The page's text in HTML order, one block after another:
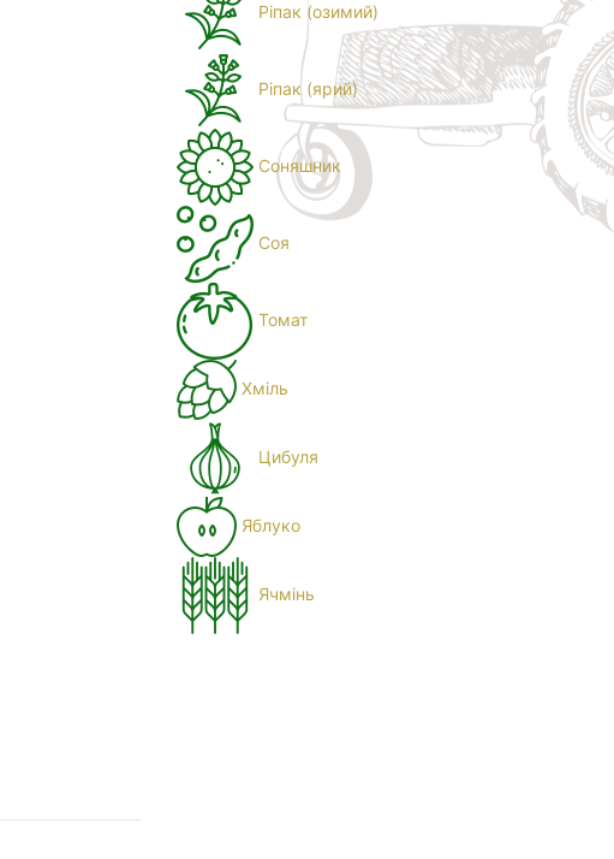
Ріпак (озимий)
Ріпак (ярий)
Соняшник
Соя
Томат
Хміль
Цибуля
Яблуко
Ячмінь